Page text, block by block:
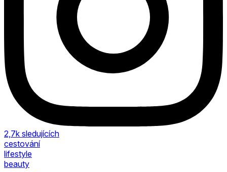
2,7k sledujících
cestování
lifestyle
beauty